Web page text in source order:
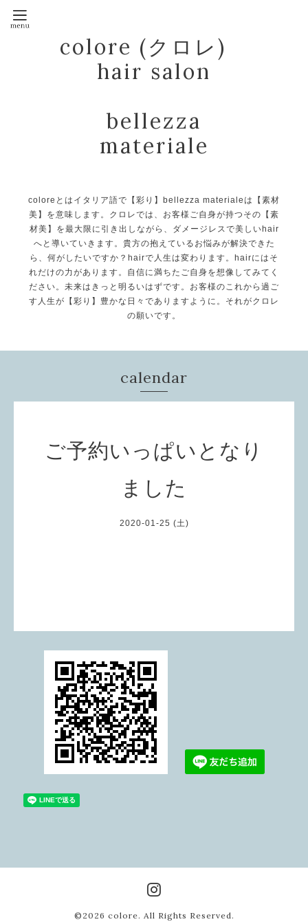
colore (クロレ)
hair salon
bellezza
materiale
coloreとはイタリア語で【彩り】bellezza materialeは【素材
美】を意味します。クロレでは、お客様ご自身が持つその【素
材美】を最大限に引き出しながら、ダメージレスで美しいhair
へと導いていきます。貴方の抱えているお悩みが解決できた
ら、何がしたいですか？hairで人生は変わります。hairにはそ
れだけの力があります。自信に満ちたご自身を想像してみてく
ださい。未来はきっと明るいはずです。お客様のこれから過ご
す人生が【彩り】豊かな日々でありますように。それがクロレ
の願いです。
calendar
ご予約いっぱいとなり
ました
2020-01-25 (土)
©2026 colore. All Rights Reserved.